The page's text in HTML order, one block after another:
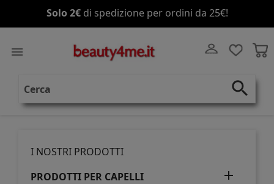
Solo 2€di spedizione per ordini da 25€!

search
I NOSTRI PRODOTTI
PRODOTTI PER CAPELLI
